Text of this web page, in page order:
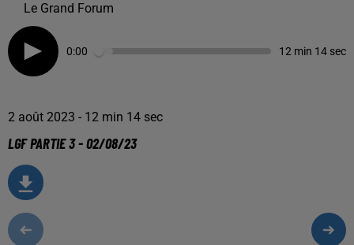
Le Grand Forum
0:00 12 min 14 sec
2 août 2023 - 12 min 14 sec
LGF PARTIE 3 - 02/08/23